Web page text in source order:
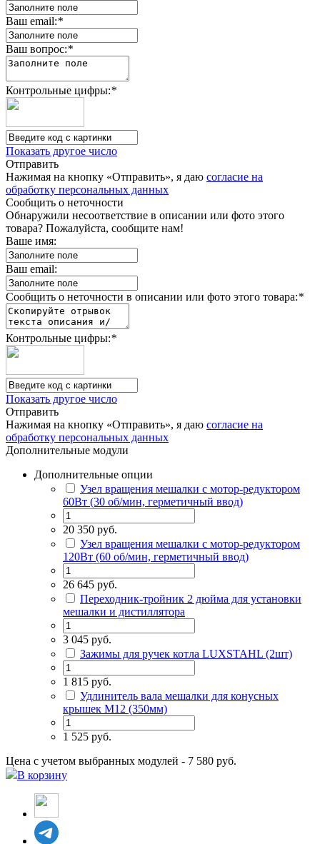
Ваш email:*
Ваш вопрос:*
Контрольные цифры:*
Показать другое число
Отправить
Нажимая на кнопку «Отправить», я даю согласие на
обработку персональных данных
Сообщить о неточности
Обнаружили несоответствие в описании или фото этого
товара? Пожалуйста, сообщите нам!
Ваше имя:
Ваш email:
Сообщить о неточности в описании или фото этого товара:*
Контрольные цифры:*
Показать другое число
Отправить
Нажимая на кнопку «Отправить», я даю согласие на
обработку персональных данных
Дополнительные модули
Дополнительные опции
Узел вращения мешалки с мотор-редуктором
60Вт (30 об/мин, герметичный ввод)
20 350 руб.
Узел вращения мешалки с мотор-редуктором
120Вт (60 об/мин, герметичный ввод)
26 645 руб.
Переходник-тройник 2 дюйма для установки
мешалки и дистиллятора
3 045 руб.
Зажимы для ручек котла LUXSTAHL (2шт)
1 815 руб.
Удлинитель вала мешалки для конусных
крышек М12 (350мм)
1 525 руб.
Цена с учетом выбранных модулей - 7 580 руб.
В корзину